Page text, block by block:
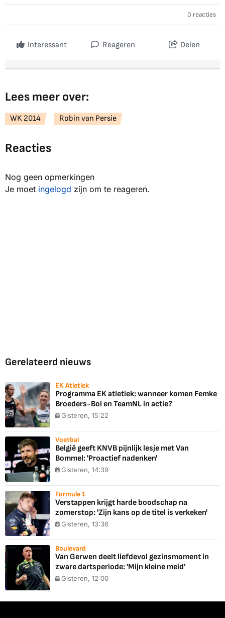
0 reacties
Interessant Reageren Delen
Lees meer over:
WK 2014 Robin van Persie
Reacties
Nog geen opmerkingen
Je moet ingelogd zijn om te reageren.
Gerelateerd nieuws
EK Atletiek
Programma EK atletiek: wanneer komen Femke
Broeders-Bol en TeamNL in actie?
Gisteren, 15:22
Voetbal
België geeft KNVB pijnlijk lesje met Van
Bommel: 'Proactief nadenken'
Gisteren, 14:39
Formule 1
Verstappen krijgt harde boodschap na
zomerstop: 'Zijn kans op de titel is verkeken'
Gisteren, 13:36
Boulevard
Van Gerwen deelt liefdevol gezinsmoment in
zware dartsperiode: 'Mijn kleine meid'
Gisteren, 12:00